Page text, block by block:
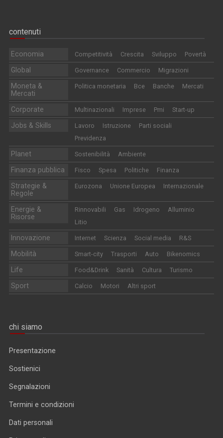
contenuti
Economia Competitività Crescita Sviluppo Povertà
Global Governance Commercio Migrazioni
Moneta &
Mercati
Politica monetaria Bce Banche Mercati
Corporate Multinazionali Imprese Pmi Start-up
Jobs & Skills Lavoro Istruzione
Parti sociali
Previdenza
Planet Sostenibilità Ambiente
Finanza pubblica Fisco Spesa Politiche Finanza
Strategie &
Regole
Eurozona Unione Europea Internazionale
Energie &
Risorse
Rinnovabili Gas Idrogeno
Alluminio
Litio
Innovazione Internet Scienza Social media R&S
Mobilità Smart-city Trasporti Auto Bikenomics
Life Food&Drink Sanità Cultura Turismo
Sport Calcio Motori Altri sport
chi siamo
Presentazione
Sostienici
Segnalazioni
Termini e condizioni
Dati personali